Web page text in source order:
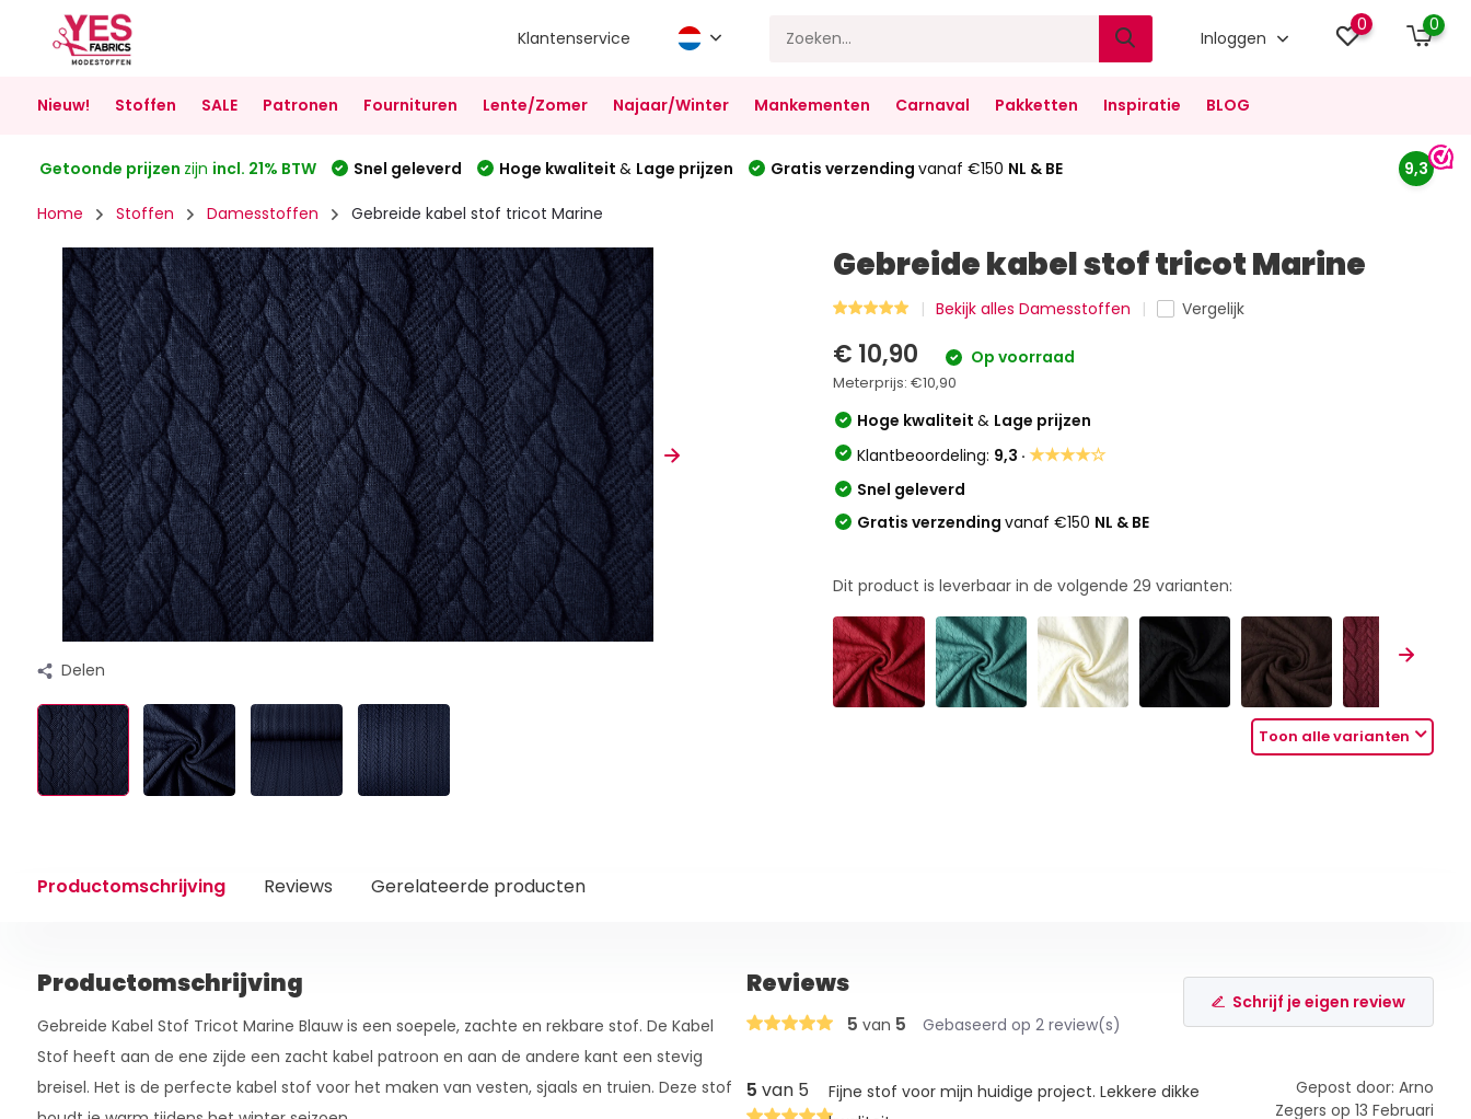
Klantenservice Inloggen
0 0
Nieuw! Stoffen SALE Patronen Fournituren Lente/Zomer Najaar/Winter Mankementen Carnaval Pakketten Inspiratie BLOG
Getoonde prijzen zijn incl. 21% BTW Snel geleverd Hoge kwaliteit & Lage prijzen Gratis verzending vanaf €150 NL & BE 9,3
Home Stoffen Damesstoffen Gebreide kabel stof tricot Marine
Delen
Gebreide kabel stof tricot Marine
Bekijk alles Damesstoffen Vergelijk
€ 10,90 Op voorraad
Meterprijs:€10,90
Hoge kwaliteit& Lage prijzen
Klantbeoordeling: 9,3 ·★★★★☆
Snel geleverd
Gratis verzendingvanaf €150 NL & BE
Dit product is leverbaar in de volgende29 varianten:
Toon alle varianten
Productomschrijving Reviews Gerelateerde producten
Productomschrijving
Gebreide Kabel Stof Tricot Marine Blauw is een soepele, zachte en rekbare stof. De Kabel
Stof heeft aan de ene zijde een zacht kabel patroon en aan de andere kant een stevig
breisel. Het is de perfecte kabel stof voor het maken van vesten, sjaals en truien. Deze stof
Reviews
5 van 5 Gebaseerd op 2 review(s)
Schrijf je eigen review
5 van 5
Fijne stof voor mijn huidige project. Lekkere dikke
Gepost door: Arno
Zegers op 13 Februari